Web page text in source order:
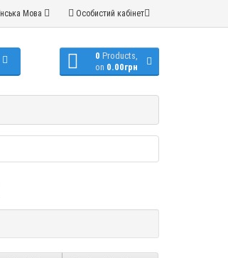
Особистий кабінет
Мова
0 Products,
on 0.00грн